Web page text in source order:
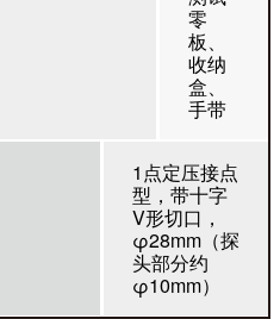
零
板、
收纳
盒、
手带
1点定压接点
型，带十字
V形切口，
φ28mm（探
头部分约
φ10mm）